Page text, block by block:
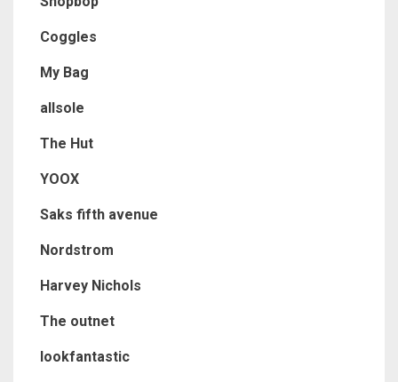
Coggles
My Bag
allsole
The Hut
YOOX
Saks fifth avenue
Nordstrom
Harvey Nichols
The outnet
lookfantastic